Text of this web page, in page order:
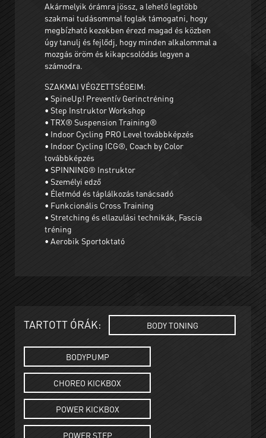
Akármelyik órámra jössz, a lehető legtöbb
szakmai tudásommal foglak támogatni, hogy
megbízható kezekben érezd magad és közben
úgy tanulj és fejlődj, hogy minden alkalommal a
mozgás öröm és kikapcsolódás legyen a
számodra.
SZAKMAI VÉGZETTSÉGEIM:
• SpineUp! Preventív Gerinctréning
• Step Instruktor Workshop
• TRX® Suspension Training®
• Indoor Cycling PRO Level továbbképzés
• Indoor Cycling ICG®, Coach by Color
továbbképzés
• SPINNING® Instruktor
• Személyi edző
• Életmód és táplálkozás tanácsadó
• Funkcionális Cross Training
• Stretching és ellazulási technikák, Fascia
tréning
• Aerobik Sportoktató
TARTOTT ÓRÁK: BODY TONING
BODYPUMP
CHOREO KICKBOX
POWER KICKBOX
POWER STEP